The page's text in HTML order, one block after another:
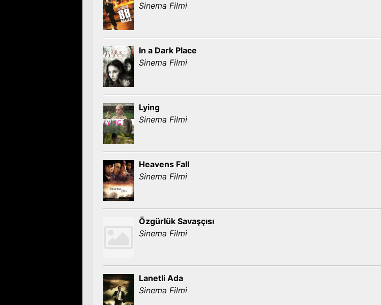
Sinema Filmi
In a Dark Place
Sinema Filmi
Lying
Sinema Filmi
Heavens Fall
Sinema Filmi
Özgürlük Savaşçısı
Sinema Filmi
Lanetli Ada
Sinema Filmi